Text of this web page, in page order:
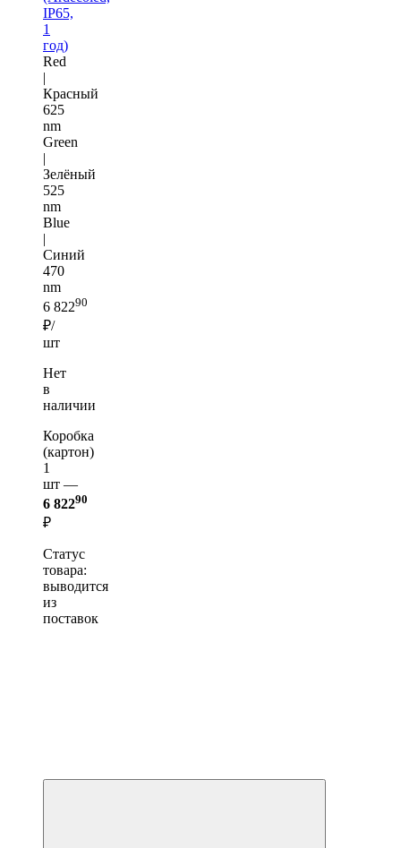
IP65,
1
год)
Red
|
Красный
625
nm
Green
|
Зелёный
525
nm
Blue
|
Синий
470
nm
6 82290
₽/
шт
Нет
в
наличии
Коробка
(картон)
1
шт —
6 82290
₽
Статус
товара:
выводится
из
поставок